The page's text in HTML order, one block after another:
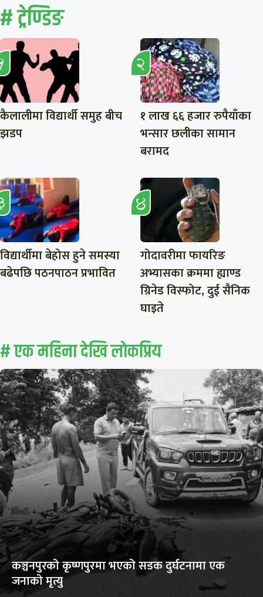
# ट्रेण्डिङ
कैलालीमा विद्यार्थी समुह बीच
झडप
१ लाख ६६ हजार रुपैयाँका
भन्सार छलीका सामान
बरामद
विद्यार्थीमा बेहोस हुने समस्या
बढेपछि पठनपाठन प्रभावित
गोदावरीमा फायरिङ
अभ्यासका क्रममा ह्याण्ड
ग्रिनेड विस्फोट, दुई सैनिक
घाइते
# एक महिना देखि लाेकप्रिय
कञ्चनपुरको कृष्णपुरमा भएको सडक दुर्घटनामा एक
जनाको मृत्यु